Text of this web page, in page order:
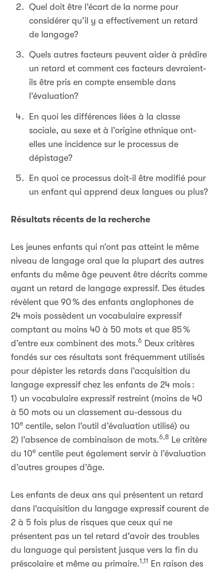
Quel doit être l’écart de la norme pour
considérer qu’il y a effectivement un retard
de langage?
Quels autres facteurs peuvent aider à prédire
un retard et comment ces facteurs devraient-
ils être pris en compte ensemble dans
l’évaluation?
En quoi les différences liées à la classe
sociale, au sexe et à l’origine ethnique ont-
elles une incidence sur le processus de
dépistage?
En quoi ce processus doit-il être modifié pour
un enfant qui apprend deux langues ou plus?
Résultats récents de la recherche
Les jeunes enfants qui n’ont pas atteint le même
niveau de langage oral que la plupart des autres
enfants du même âge peuvent être décrits comme
ayant un retard de langage expressif. Des études
révèlent que 90 % des enfants anglophones de
24 mois possèdent un vocabulaire expressif
comptant au moins 40 à 50 mots et que 85%
d’entre eux combinent des mots.6 Deux critères
fondés sur ces résultats sont fréquemment utilisés
pour dépister les retards dans l’acquisition du
langage expressif chez les enfants de 24 mois :
1) un vocabulaire expressif restreint (moins de 40
à 50 mots ou un classement au-dessous du
10e centile, selon l’outil d’évaluation utilisé) ou
2) l’absence de combinaison de mots.6,8 Le critère
du 10e centile peut également servir à l’évaluation
d’autres groupes d’âge.
Les enfants de deux ans qui présentent un retard
dans l’acquisition du langage expressif courent de
2 à 5 fois plus de risques que ceux qui ne
présentent pas un tel retard d'avoir des troubles
du language qui persistent jusque vers la fin du
préscolaire et même au primaire.1,11
En raison des